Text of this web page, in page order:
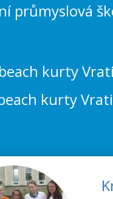
průmyslová
kurty
kurty